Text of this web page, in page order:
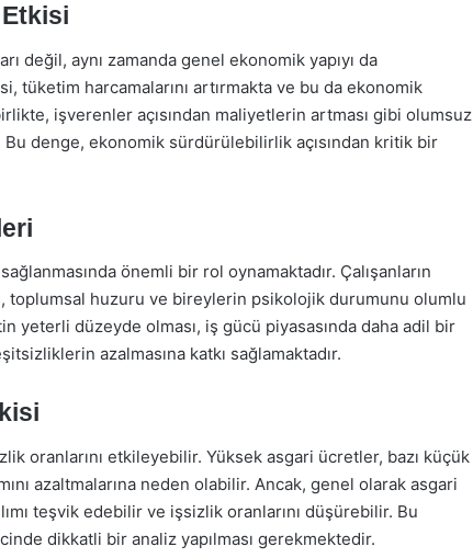
değil, aynı zamanda genel ekonomik yapıyı da
tüketim harcamalarını artırmakta ve bu da ekonomik
işverenler açısından maliyetlerin artması gibi olumsuz
denge, ekonomik sürdürülebilirlik açısından kritik bir
önemli bir rol oynamaktadır. Çalışanların
toplumsal huzuru ve bireylerin psikolojik durumunu olumlu
yeterli düzeyde olması, iş gücü piyasasında daha adil bir
azalmasına katkı sağlamaktadır.
oranlarını etkileyebilir. Yüksek asgari ücretler, bazı küçük
azaltmalarına neden olabilir. Ancak, genel olarak asgari
teşvik edebilir ve işsizlik oranlarını düşürebilir. Bu
dikkatli bir analiz yapılması gerekmektedir.